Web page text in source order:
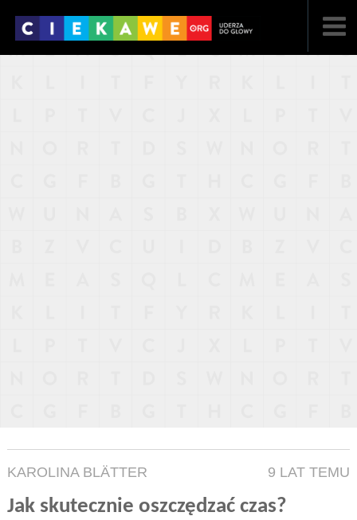
KAROLINA BLÄTTER 9 LAT TEMU
Jak skutecznie oszczędzać czas?